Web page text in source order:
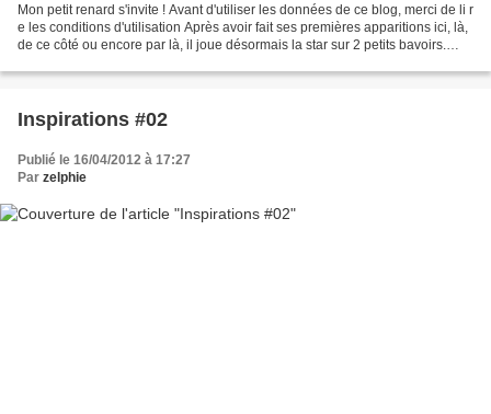
Mon petit renard s'invite ! Avant d'utiliser les données de ce blog, merci de li r
e les conditions d'utilisation Après avoir fait ses premières apparitions ici, là,
de ce côté ou encore par là, il joue désormais la star sur 2 petits bavoirs.
Inspirations #02
Publié le 16/04/2012 à 17:27
Par zelphie